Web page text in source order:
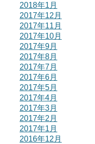
2018年1月
2017年12月
2017年11月
2017年10月
2017年9月
2017年8月
2017年7月
2017年6月
2017年5月
2017年4月
2017年3月
2017年2月
2017年1月
2016年12月